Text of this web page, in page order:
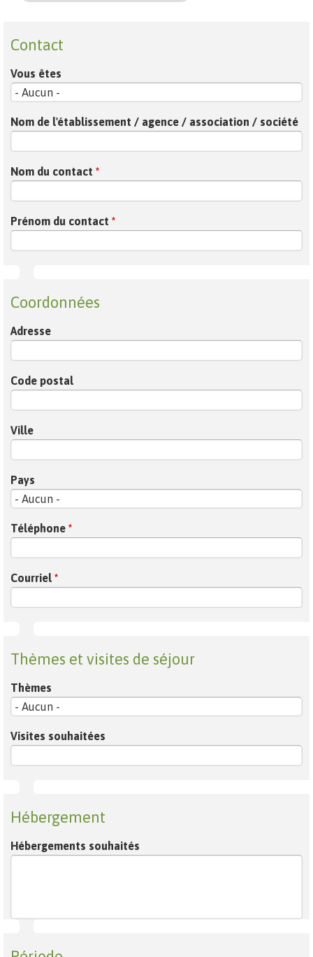
Contact
Vous êtes
Nom de l'établissement / agence / association / société
Nom du contact *
Prénom du contact *
Coordonnées
Adresse
Code postal
Ville
Pays
Téléphone *
Courriel *
Thèmes et visites de séjour
Thèmes
Visites souhaitées
Hébergement
Hébergements souhaités